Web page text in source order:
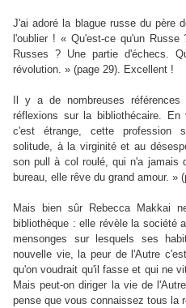
J'ai adoré la blague russe du père
l'oublier ! « Qu'est-ce qu'un
Russes ? Une partie d'échecs.
révolution. » (page 29). Excellent !
Il y a de nombreuses
réflexions sur la bibliothécaire.
c'est étrange, cette profession
solitude, à la virginité et au
son pull à col roulé, qui n'a jamais
bureau, elle rêve du grand amour. »
Mais bien sûr Rebecca Makkai
bibliothèque : elle révèle la société
mensonges sur lesquels ses
nouvelle vie, la peur de l'Autre
qu'on voudrait qu'il fasse et qui ne
Mais peut-on diriger la vie de
pense que vous connaissez tous la